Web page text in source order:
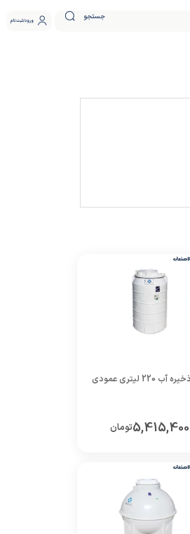
جستجو ورود ثبت نام
لیتری عمودی
5,415,400تومان